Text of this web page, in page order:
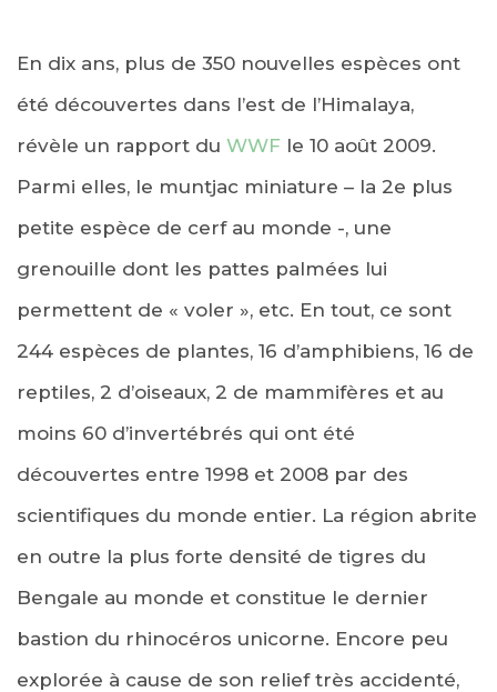
En dix ans, plus de 350 nouvelles espèces ont
été découvertes dans l’est de l’Himalaya,
révèle un rapport du WWF le 10 août 2009.
Parmi elles, le muntjac miniature – la 2e plus
petite espèce de cerf au monde -, une
grenouille dont les pattes palmées lui
permettent de « voler », etc. En tout, ce sont
244 espèces de plantes, 16 d’amphibiens, 16 de
reptiles, 2 d’oiseaux, 2 de mammifères et au
moins 60 d’invertébrés qui ont été
découvertes entre 1998 et 2008 par des
scientifiques du monde entier. La région abrite
en outre la plus forte densité de tigres du
Bengale au monde et constitue le dernier
bastion du rhinocéros unicorne. Encore peu
explorée à cause de son relief très accidenté,